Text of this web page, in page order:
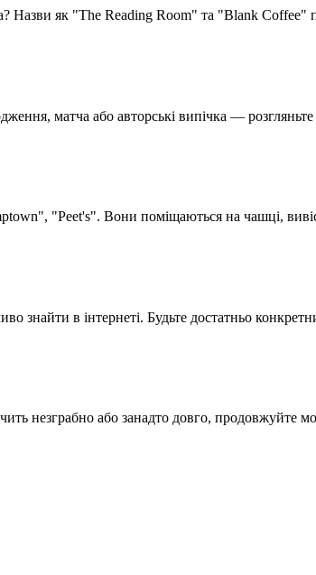
Назви як "The Reading Room" та "Blank Coffee"
матча або авторські випічка —
"Peet's". Вони поміщаються на чашці,
знайти в інтернеті. Будьте достатньо
незграбно або занадто довго,